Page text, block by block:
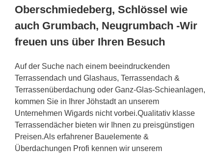
Oberschmiedeberg, Schlössel wie
auch Grumbach, Neugrumbach -Wir
freuen uns über Ihren Besuch
Auf der Suche nach einem beeindruckenden
Terrassendach und Glashaus, Terrassendach &
Terrassenüberdachung oder Ganz-Glas-Schieanlagen,
kommen Sie in Ihrer Jöhstadt an unserem
Unternehmen Wigards nicht vorbei.Qualitativ klasse
Terrassendächer bieten wir Ihnen zu preisgünstigen
Preisen.Als erfahrener Bauelemente &
Überdachungen Profi kennen wir unserem